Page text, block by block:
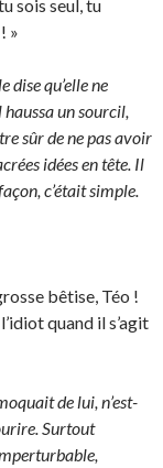
sois seul, tu
»
dise qu’elle ne
un sourcil,
sûr de ne pas avoir
idées en tête. Il
c’était simple.
bêtise, Téo !
quand il s’agit
de lui, n’est-
Surtout